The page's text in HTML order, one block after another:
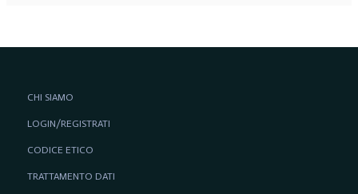
CHI SIAMO
LOGIN/REGISTRATI
CODICE ETICO
TRATTAMENTO DATI